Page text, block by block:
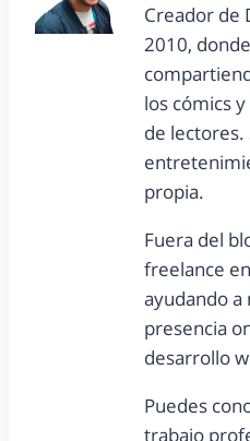
Creador de
2010,
los cómics
de lectores.
propia.
Fuera del
freelance
ayudando a
presencia
desarrollo
Puedes
trabajo